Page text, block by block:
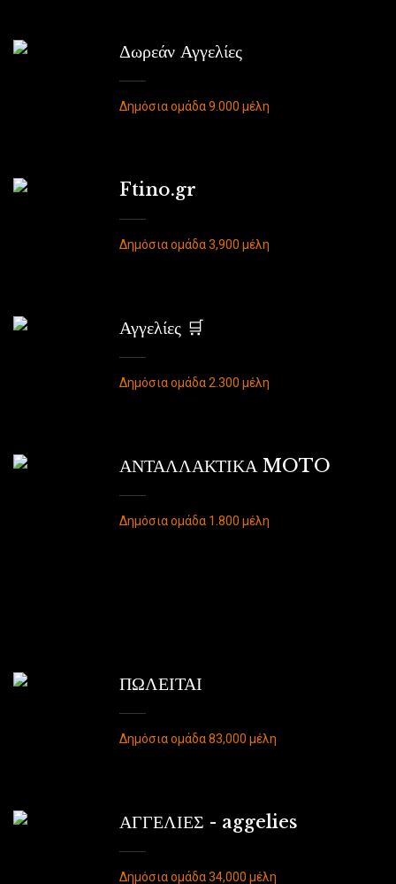
Δωρεάν Αγγελίες
Δημόσια ομάδα 9.000 μέλη
Ftino.gr
Δημόσια ομάδα 3,900 μέλη
Αγγελίες 🛒
Δημόσια ομάδα 2.300 μέλη
ΑΝΤΑΛΛΑΚΤΙΚΑ MOTO
Δημόσια ομάδα 1.800 μέλη
ΠΩΛΕΙΤΑΙ
Δημόσια ομάδα 83,000 μέλη
ΑΓΓΕΛΙΕΣ - aggelies
Δημόσια ομάδα 34,000 μέλη